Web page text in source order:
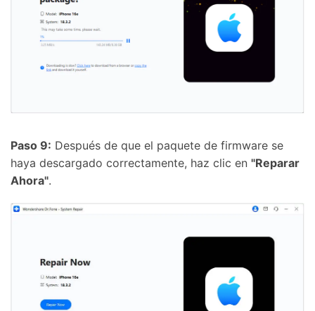
Paso 9: Después de que el paquete de firmware se
haya descargado correctamente, haz clic en "Reparar
Ahora".